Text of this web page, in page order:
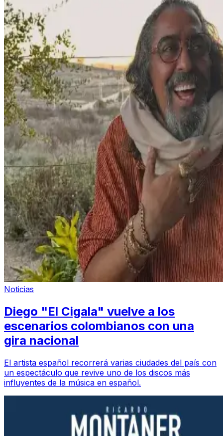
Noticias
Diego "El Cigala" vuelve a los
escenarios colombianos con una
gira nacional
El artista español recorrerá varias ciudades del país con
un espectáculo que revive uno de los discos más
influyentes de la música en español.